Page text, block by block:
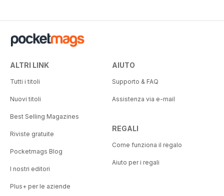
ALTRI LINK
Tutti i titoli
Nuovi titoli
Best Selling Magazines
Riviste gratuite
Pocketmags Blog
I nostri editori
Plus+ per le aziende
AIUTO
Supporto & FAQ
Assistenza via e-mail
REGALI
Come funziona il regalo
Aiuto per i regali